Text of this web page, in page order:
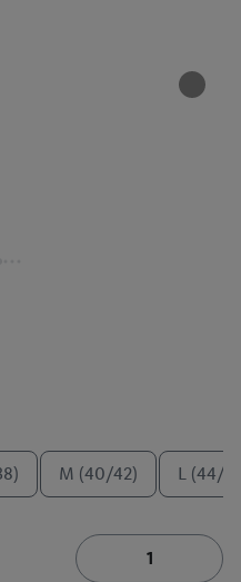
M (40/42) L (44/